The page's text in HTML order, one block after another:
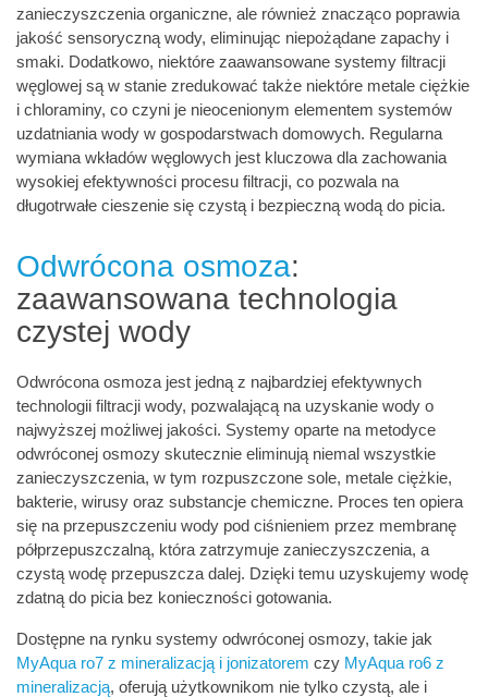
zanieczyszczenia organiczne, ale również znacząco poprawia
jakość sensoryczną wody, eliminując niepożądane zapachy i
smaki. Dodatkowo, niektóre zaawansowane systemy filtracji
węglowej są w stanie zredukować także niektóre metale ciężkie
i chloraminy, co czyni je nieocenionym elementem systemów
uzdatniania wody w gospodarstwach domowych. Regularna
wymiana wkładów węglowych jest kluczowa dla zachowania
wysokiej efektywności procesu filtracji, co pozwala na
długotrwałe cieszenie się czystą i bezpieczną wodą do picia.
Odwrócona osmoza:
zaawansowana technologia
czystej wody
Odwrócona osmoza jest jedną z najbardziej efektywnych
technologii filtracji wody, pozwalającą na uzyskanie wody o
najwyższej możliwej jakości. Systemy oparte na metodyce
odwróconej osmozy skutecznie eliminują niemal wszystkie
zanieczyszczenia, w tym rozpuszczone sole, metale ciężkie,
bakterie, wirusy oraz substancje chemiczne. Proces ten opiera
się na przepuszczeniu wody pod ciśnieniem przez membranę
półprzepuszczalną, która zatrzymuje zanieczyszczenia, a
czystą wodę przepuszcza dalej. Dzięki temu uzyskujemy wodę
zdatną do picia bez konieczności gotowania.
Dostępne na rynku systemy odwróconej osmozy, takie jak
MyAqua ro7 z mineralizacją i jonizatorem czy MyAqua ro6 z
mineralizacją, oferują użytkownikom nie tylko czystą, ale i